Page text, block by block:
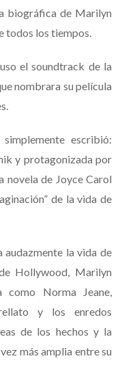
biográfica de Marilyn
todos los tiempos.
el soundtrack de la
nombrara su película
escribió:
y protagonizada por
novela de Joyce Carol
de la vida de
audazmente la vida de
Hollywood, Marilyn
como Norma Jeane,
y los enredos
de los hechos y la
más amplia entre su